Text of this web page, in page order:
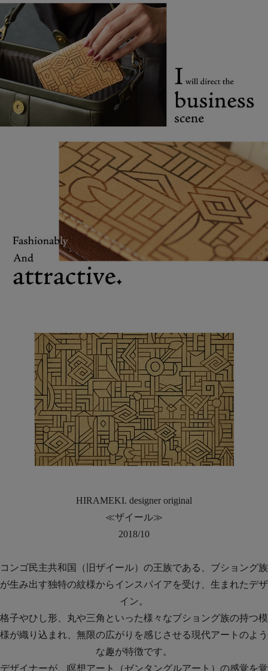
HIRAMEKI. designer original
≪ザイール≫
2018/10
コンゴ民主共和国（旧ザイール）の王族である、ブショング族
が生み出す独特の紋様からインスパイアを受け、生まれたデザ
イン。
格子やひし形、丸や三角といった様々なブショング族の持つ模
様が織り込まれ、無限の広がりを感じさせる現代アートのよう
な趣が特徴です。
デザイナーが、瞑想アート（ゼンタングルアート）の感覚を覚